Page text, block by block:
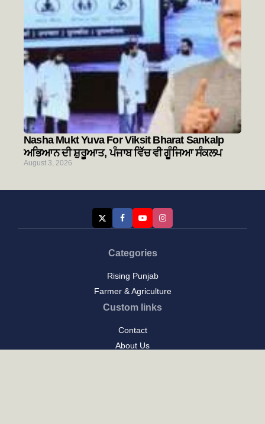
Nasha Mukt Yuva For Viksit Bharat Sankalp
ਅਭਿਆਨ ਦੀ ਸ਼ੁਰੂਆਤ, ਪੰਜਾਬ ਵਿੱਚ ਵੀ ਗੂੰਜਿਆ ਸੰਕਲਪ
August 3, 2026
Categories
Rising Punjab
Farmer & Agriculture
Custom links
Contact
About Us